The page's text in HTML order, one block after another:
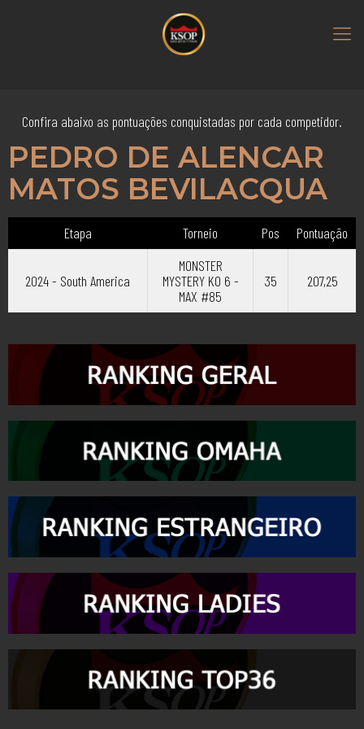
Confira abaixo as pontuações conquistadas por cada competidor.
PEDRO DE ALENCAR
MATOS BEVILACQUA
Etapa Torneio Pos Pontuação
2024 - South America
MONSTER
MYSTERY KO 6 -
MAX #85
35 207,25